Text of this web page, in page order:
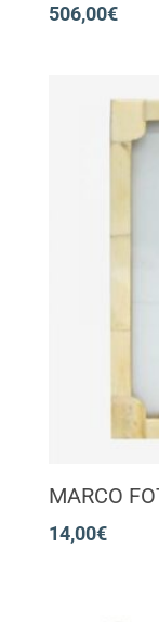
506,00€
MARCO
14,00€